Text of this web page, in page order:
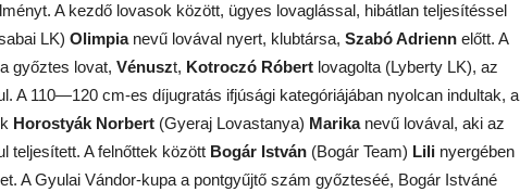
A kezdő lovasok között, ügyes lovaglással, hibátlan teljesítéssel
LK) Olimpianevű lovával nyert, klubtársa, Szabó Adrienn előtt. A
győztes lovat, Vénuszt, Kotroczó Róbert lovagolta (Lyberty LK), az
A 110—120 cm-es díjugratás ifjúsági kategóriájában nyolcan indultak, a
Horostyák Norbert (Gyeraj Lovastanya) Marikanevű lovával, aki az
teljesített. A felnőttek között Bogár István (Bogár Team) Lili nyergében
A Gyulai Vándor-kupa a pontgyűjtő szám győzteséé, Bogár Istváné